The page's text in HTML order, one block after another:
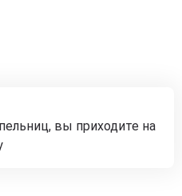
вы приходите на